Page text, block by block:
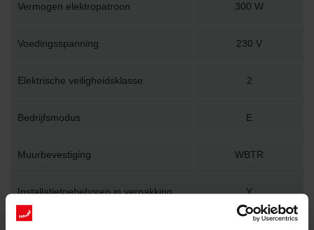
Vermogen elektropatroon 300 W
Voedingsspanning 230 V
Elektrische veiligheidsklasse 2
Bedrijfsmodus E
Muurbevestiging WBTR
Installatietoebehoren in verpakking Y